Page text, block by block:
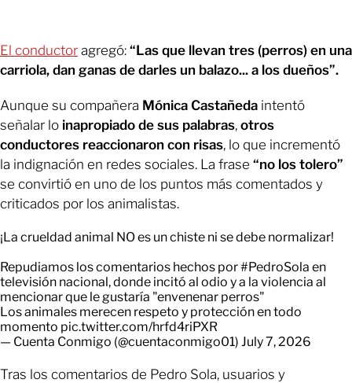
El conductor agregó: “Las que llevan tres (perros) en una
carriola, dan ganas de darles un balazo... a los dueños”.
Aunque su compañera Mónica Castañeda intentó
señalar lo inapropiado de sus palabras, otros
conductores reaccionaron con risas, lo que incrementó
la indignación en redes sociales. La frase “no los tolero”
se convirtió en uno de los puntos más comentados y
criticados por los animalistas.
¡La crueldad animal NO es un chiste ni se debe normalizar!
Repudiamos los comentarios hechos por#PedroSola en
televisión nacional, donde incitó al odio y a la violencia al
mencionar que le gustaría "envenenar perros"
Los animales merecen respeto y protección en todo
momento pic.twitter.com/hrfd4riPXR
— Cuenta Conmigo (@cuentaconmigo01) July 7, 2026
Tras los comentarios de Pedro Sola, usuarios y